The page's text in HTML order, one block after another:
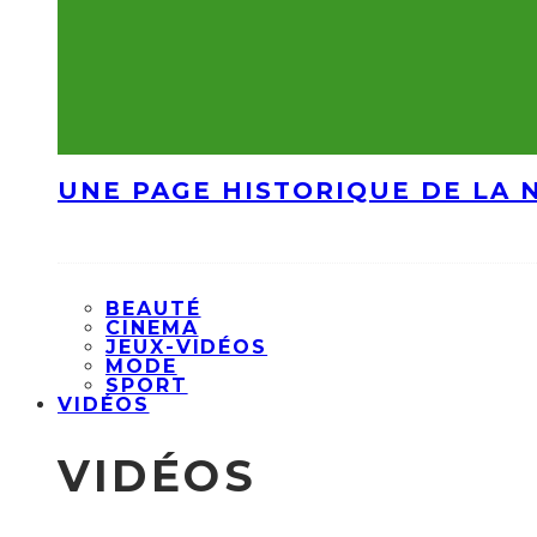
UNE PAGE HISTORIQUE DE LA
BEAUTÉ
CINEMA
JEUX-VIDÉOS
MODE
SPORT
VIDÉOS
VIDÉOS